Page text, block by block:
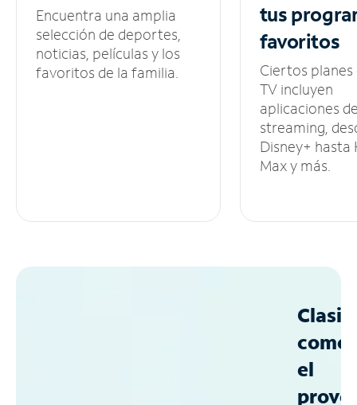
Encuentra una amplia
selección de deportes,
noticias, películas y los
favoritos de la familia.
tus
favoritos
Ciertos planes
TV incluyen
aplicaciones
streaming,
Disney+ hasta
Max y más.
como
el